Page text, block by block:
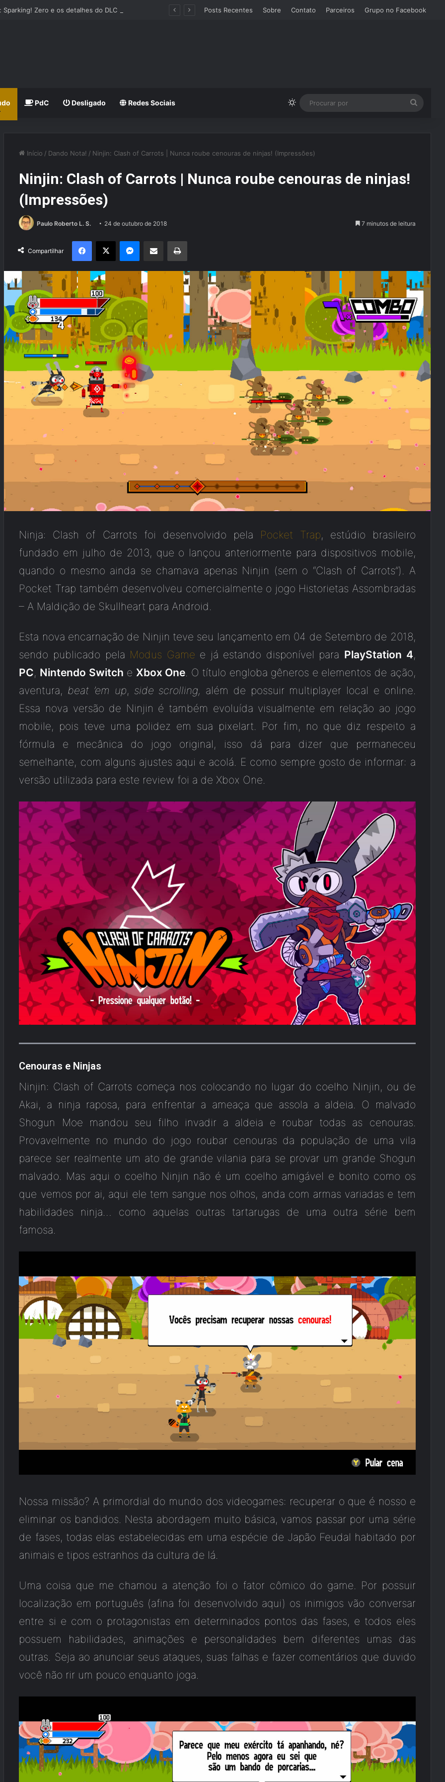
Posts Recentes Sobre Contato Parceiros Grupo no Facebook
PdC Desligado Redes Sociais Switch skin
Início / Dando Nota! / Ninjin: Clash of Carrots | Nunca roube cenouras de ninjas! (Impressões)
Ninjin: Clash of Carrots | Nunca roube cenouras de ninjas!
(Impressões)
Paulo Roberto L. S. 24 de outubro de 2018 7 minutos de leitura
Compartilhar
X
Ninja: Clash of Carrots foi desenvolvido pela Pocket Trap, estúdio brasileiro
fundado em julho de 2013, que o lançou anteriormente para dispositivos mobile,
quando o mesmo ainda se chamava apenas Ninjin (sem o “Clash of Carrots”). A
Pocket Trap também desenvolveu comercialmente o jogo Historietas Assombradas
– A Maldição de Skullheart para Android.
Esta nova encarnação de Ninjin teve seu lançamento em 04 de Setembro de 2018,
sendo publicado pela Modus Game e já estando disponível para PlayStation 4,
PC, Nintendo Switch e Xbox One . O título engloba gêneros e elementos de ação,
aventura, beat ’em up, side scrolling, além de possuir multiplayer local e online.
Essa nova versão de Ninjin é também evoluída visualmente em relação ao jogo
mobile, pois teve uma polidez em sua pixelart. Por fim, no que diz respeito a
fórmula e mecânica do jogo original, isso dá para dizer que permaneceu
semelhante, com alguns ajustes aqui e acolá. E como sempre gosto de informar: a
versão utilizada para este review foi a de Xbox One.
Cenouras e Ninjas
Ninjin: Clash of Carrots começa nos colocando no lugar do coelho Ninjin, ou de
Akai, a ninja raposa, para enfrentar a ameaça que assola a aldeia. O malvado
Shogun Moe mandou seu filho invadir a aldeia e roubar todas as cenouras.
Provavelmente no mundo do jogo roubar cenouras da população de uma vila
parece ser realmente um ato de grande vilania para se provar um grande Shogun
malvado. Mas aqui o coelho Ninjin não é um coelho amigável e bonito como os
que vemos por ai, aqui ele tem sangue nos olhos, anda com armas variadas e tem
habilidades ninja… como aquelas outras tartarugas de uma outra série bem
famosa.
Nossa missão? A primordial do mundo dos videogames: recuperar o que é nosso e
eliminar os bandidos. Nesta abordagem muito básica, vamos passar por uma série
de fases, todas elas estabelecidas em uma espécie de Japão Feudal habitado por
animais e tipos estranhos da cultura de lá.
Uma coisa que me chamou a atenção foi o fator cômico do game. Por possuir
localização em português (afina foi desenvolvido aqui) os inimigos vão conversar
entre si e com o protagonistas em determinados pontos das fases, e todos eles
possuem habilidades, animações e personalidades bem diferentes umas das
outras. Seja ao anunciar seus ataques, suas falhas e fazer comentários que duvido
você não rir um pouco enquanto joga.